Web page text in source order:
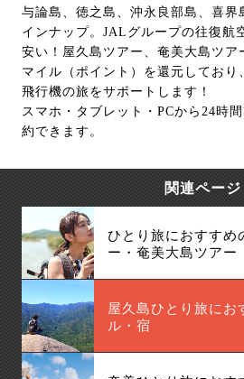
与論島、徳之島、沖永良部島、喜界
インナップ。JALグループの往復航
安い！屋久島ツアー、奄美大島ツア
マイル（ポイント）を還元しており
飛行機の旅をサポートします！
スマホ・タブレット・PCから24時
約できます。
関連ページ
ひとり旅におすすめ
ー・奄美大島ツアー
屋久島ひとり旅にお
ル・宿